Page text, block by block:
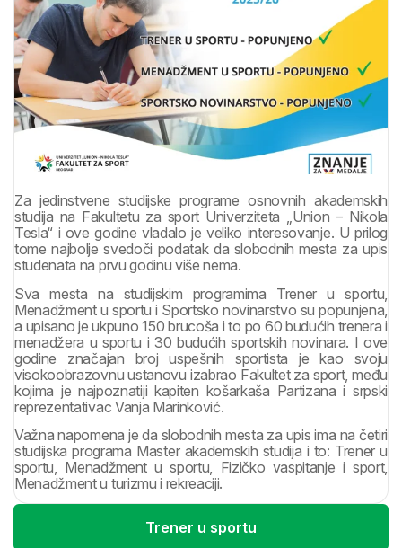
Za jedinstvene studijske programe osnovnih akademskih
studija na Fakultetu za sport Univerziteta „Union – Nikola
Tesla“ i ove godine vladalo je veliko interesovanje. U prilog
tome najbolje svedoči podatak da slobodnih mesta za upis
studenata na prvu godinu više nema.
Sva mesta na studijskim programima Trener u sportu,
Menadžment u sportu i Sportsko novinarstvo su popunjena,
a upisano je ukpuno 150 brucoša i to po 60 budućih trenera i
menadžera u sportu i 30 budućih sportskih novinara. I ove
godine značajan broj uspešnih sportista je kao svoju
visokoobrazovnu ustanovu izabrao Fakultet za sport, među
kojima je najpoznatiji kapiten košarkaša Partizana i srpski
reprezentativac Vanja Marinković.
Važna napomena je da slobodnih mesta za upis ima na četiri
studijska programa Master akademskih studija i to: Trener u
sportu, Menadžment u sportu, Fizičko vaspitanje i sport,
Menadžment u turizmu i rekreaciji.
Trener u sportu